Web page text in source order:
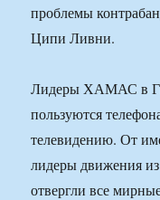
проблемы
Ципи Ливни.
Лидеры ХАМАС в
пользуются
телевидению. От
лидеры движения
отвергли все